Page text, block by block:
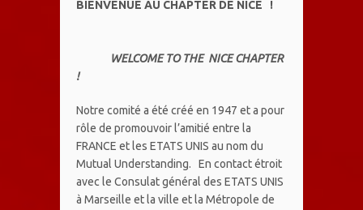
BIENVENUE AU CHAPTER DE NICE !
WELCOME TO THE NICE CHAPTER
!
Notre comité a été créé en 1947 et a pour
rôle de promouvoir l’amitié entre la
FRANCE et les ETATS UNIS au nom du
Mutual Understanding. En contact étroit
avec le Consulat général des ETATS UNIS
à Marseille et la ville et la Métropole de